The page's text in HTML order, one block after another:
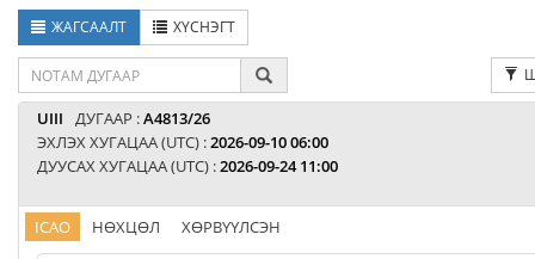
ЖАГСААЛТ ХҮСНЭГТ
UIII ДУГААР :A4813/26
ЭХЛЭХ ХУГАЦАА (UTC) :2026-09-10 06:00
ДУУСАХ ХУГАЦАА (UTC) :2026-09-24 11:00
ICAO НӨХЦӨЛ ХӨРВҮҮЛСЭН